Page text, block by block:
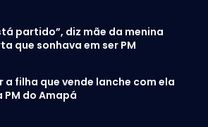
partido”, diz mãe da menina
que sonhava em ser PM
a filha que vende lanche com ela
PM do Amapá